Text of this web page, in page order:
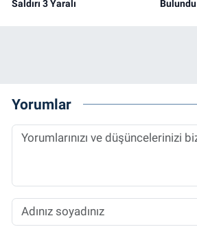
Saldırı 3 Yaralı Bulundu
Yorumlar